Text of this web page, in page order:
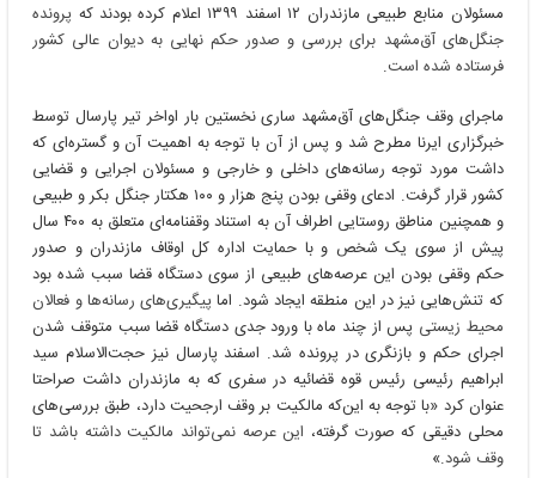
مسئولان منابع طبیعی مازندران ۱۲ اسفند ۱۳۹۹ اعلام کرده بودند که
پرونده
جنگل‌های آق‌مشهد برای بررسی و صدور حکم نهایی به دیوان عالی کشور
فرستاده شده است.
ماجرای وقف جنگل‌های آق‌مشهد ساری نخستین بار اواخر تیر پارسال توسط
خبرگزاری ایرنا مطرح شد و پس از آن با توجه به اهمیت آن و گستره‌ای که
داشت مورد توجه رسانه‌های داخلی و خارجی و مسئولان اجرایی و قضایی
کشور قرار گرفت. ادعای وقفی بودن پنج هزار و ۱۰۰ هکتار جنگل بکر و طبیعی
و همچنین مناطق روستایی اطراف آن به استناد وقفنامه‌ای متعلق به ۴۰۰ سال
پیش از سوی یک شخص و با حمایت اداره کل اوقاف مازندران و صدور
حکم وقفی بودن این عرصه‌های طبیعی از سوی دستگاه قضا سبب شده بود
که تنش‌هایی نیز در این منطقه ایجاد شود. اما پیگیری‌های رسانه‌ها و فعالان
محیط زیستی پس از چند ماه با ورود جدی دستگاه قضا سبب متوقف شدن
اجرای حکم و بازنگری در پرونده شد. اسفند پارسال نیز حجت‌الاسلام سید
ابراهیم رئیسی رئیس قوه قضائیه در سفری که به مازندران داشت صراحتا
عنوان کرد «با توجه به این‌که مالکیت بر وقف ارجحیت دارد، طبق بررسی‌های
محلی دقیقی که صورت گرفته، این عرصه نمی‌تواند مالکیت داشته باشد تا
وقف شود.»